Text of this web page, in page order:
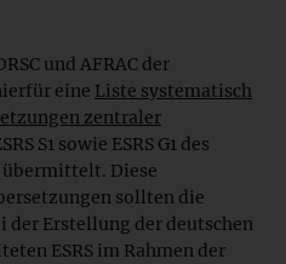
und AFRAC der
eine Liste systematisch
zentraler
S1 sowie ESRS G1 des
übermittelt. Diese
sollten die
der Erstellung der deutschen
ESRS im Rahmen der